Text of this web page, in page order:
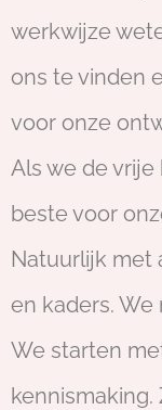
werkwijze
ons te vinden
voor onze
Als we de
beste voor
Natuurlijk met
en kaders. We
We starten